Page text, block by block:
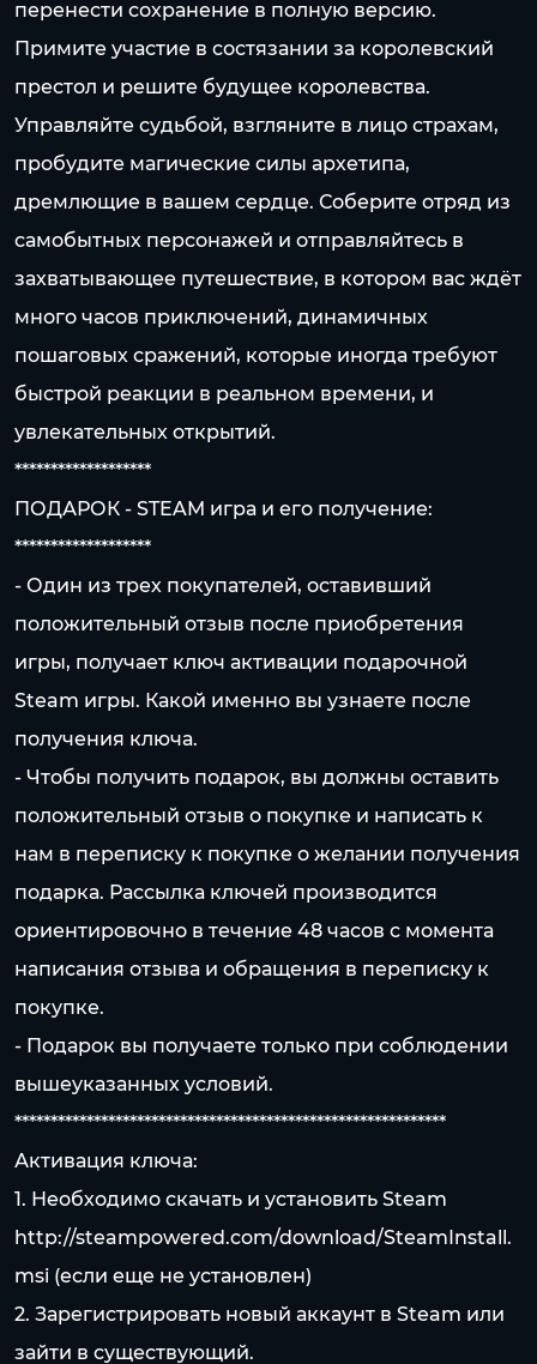
перенести сохранение в полную версию.
Примите участие в состязании за королевский
престол и решите будущее королевства.
Управляйте судьбой, взгляните в лицо страхам,
пробудите магические силы архетипа,
дремлющие в вашем сердце. Соберите отряд из
самобытных персонажей и отправляйтесь в
захватывающее путешествие, в котором вас ждёт
много часов приключений, динамичных
пошаговых сражений, которые иногда требуют
быстрой реакции в реальном времени, и
увлекательных открытий.
*******************
ПОДАРОК - STEAM игра и его получение:
*******************
- Один из трех покупателей, оставивший
положительный отзыв после приобретения
игры, получает ключ активации подарочной
Steam игры. Какой именно вы узнаете после
получения ключа.
- Чтобы получить подарок, вы должны оставить
положительный отзыв о покупке и написать к
нам в переписку к покупке о желании получения
подарка. Рассылка ключей производится
ориентировочно в течение 48 часов с момента
написания отзыва и обращения в переписку к
покупке.
- Подарок вы получаете только при соблюдении
вышеуказанных условий.
************************************************************
Активация ключа:
1. Необходимо скачать и установить Steam
http://steampowered.com/download/SteamInstall.
msi (если еще не установлен)
2. Зарегистрировать новый аккаунт в Steam или
зайти в существующий.